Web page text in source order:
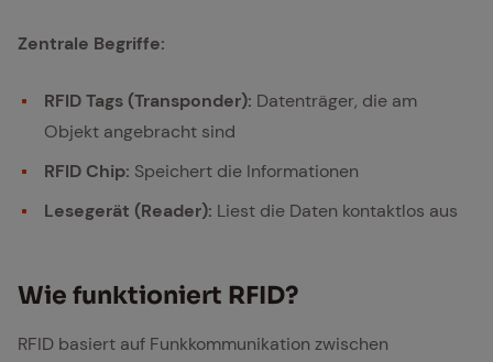
Zentrale Begriffe:
RFID Tags (Transponder): Datenträger, die am
Objekt angebracht sind
RFID Chip: Speichert die Informationen
Lesegerät (Reader): Liest die Daten kontaktlos aus
Wie funk­tio­niert RFID?
RFID basiert auf Funkkommunikation zwischen